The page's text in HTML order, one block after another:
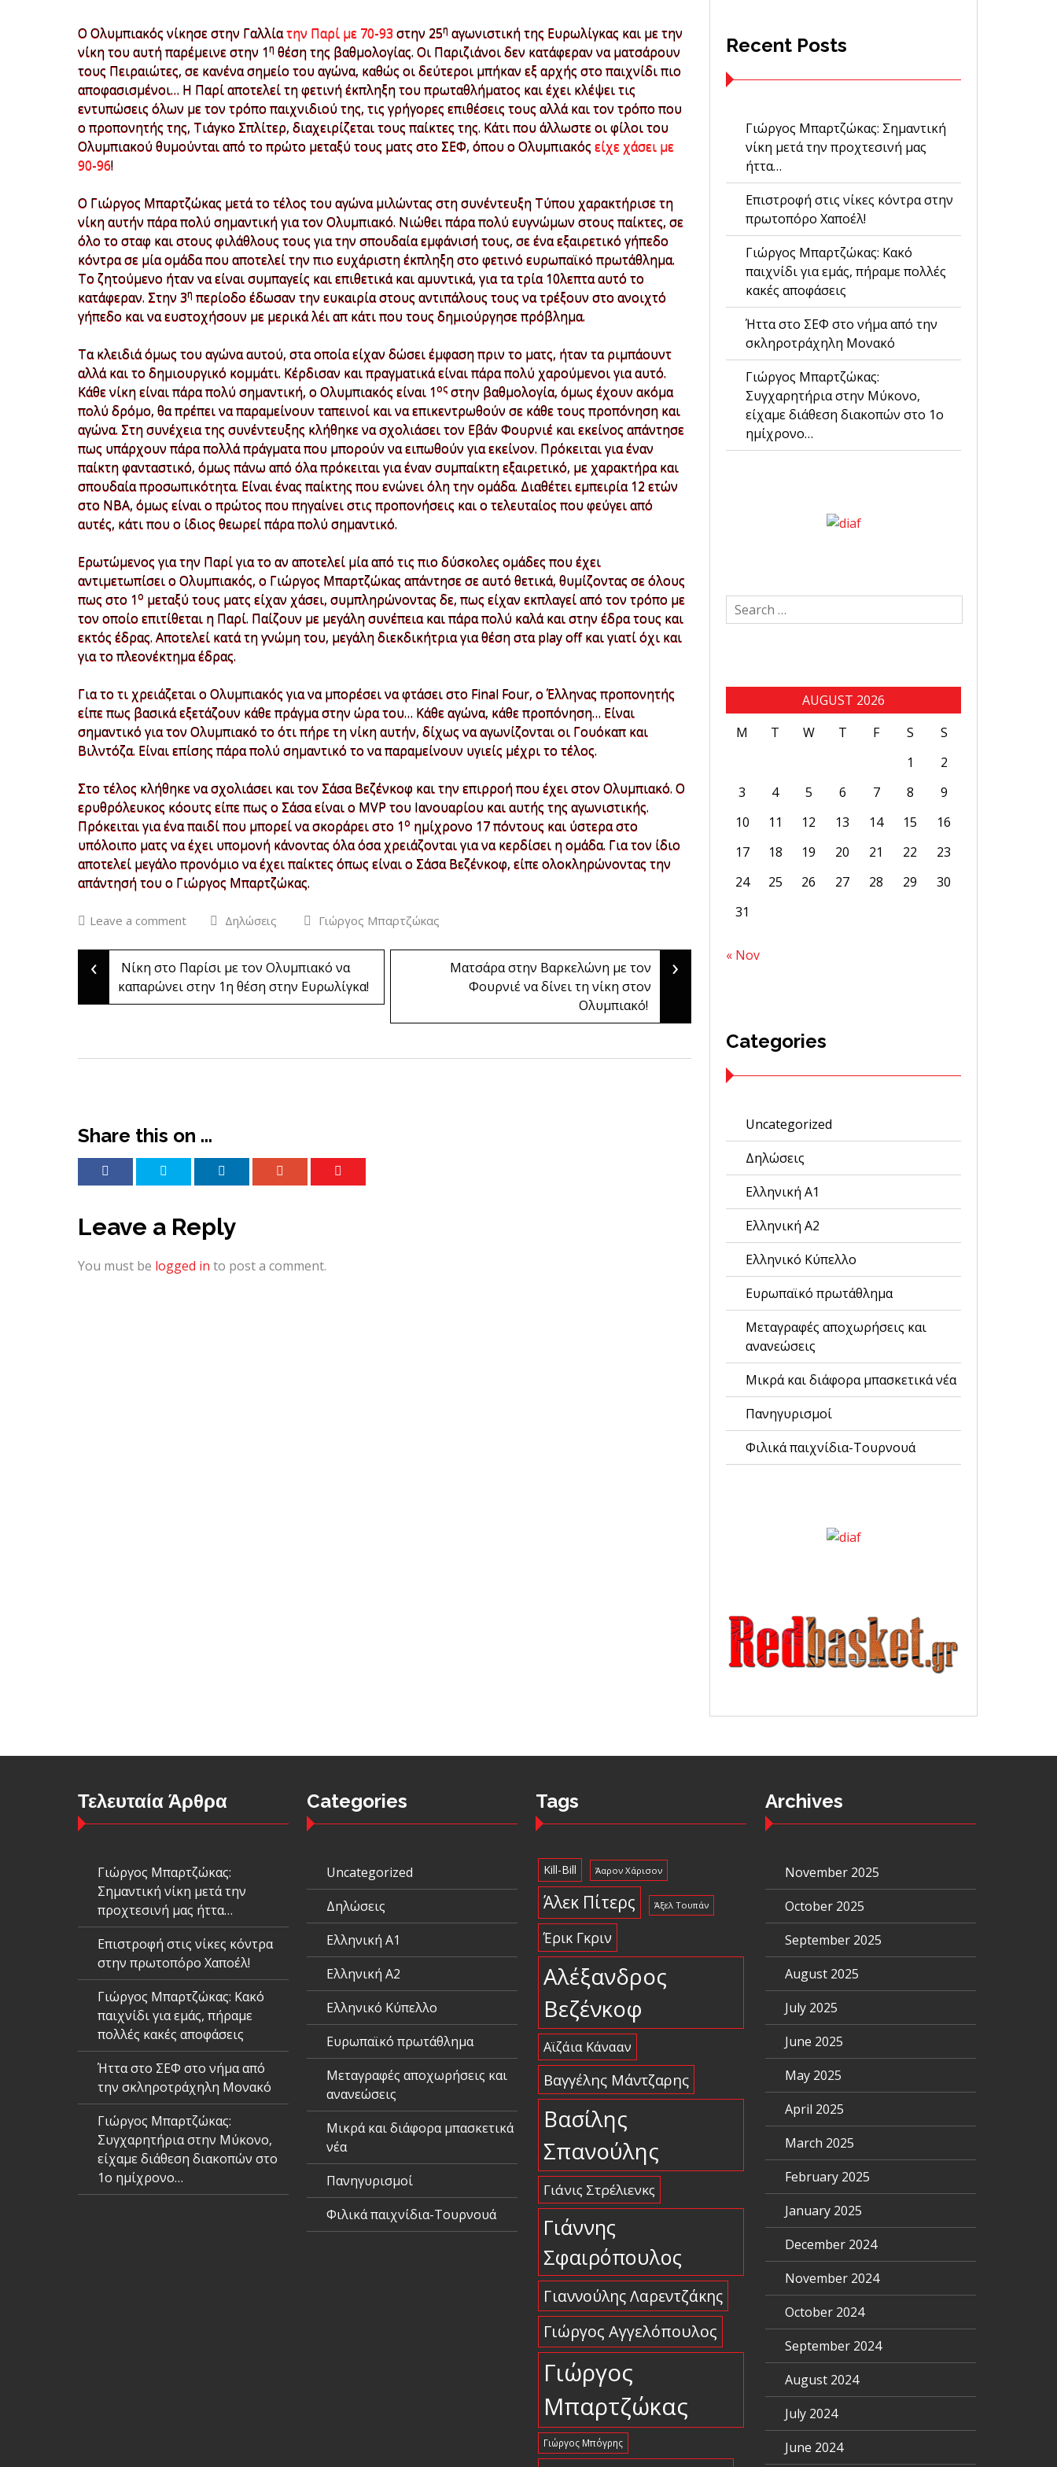
Ο Ολυμπιακός νίκησε στην Γαλλίατην Παρί με 70-93 στην 25η αγωνιστική της Ευρωλίγκας και με την
νίκη του αυτή παρέμεινε στην 1η θέση της βαθμολογίας. Οι Παριζιάνοι δεν κατάφεραν να ματσάρουν
τους Πειραιώτες, σε κανένα σημείο του αγώνα, καθώς οι δεύτεροι μπήκαν εξ αρχής στο παιχνίδι πιο
αποφασισμένοι… Η Παρί αποτελεί τη φετινή έκπληξη του πρωταθλήματος και έχει κλέψει τις
εντυπώσεις όλων με τον τρόπο παιχνιδιού της, τις γρήγορες επιθέσεις τους αλλά και τον τρόπο που
ο προπονητής της, Τιάγκο Σπλίτερ, διαχειρίζεται τους παίκτες της. Κάτι που άλλωστε οι φίλοι του
Ολυμπιακού θυμούνται από το πρώτο μεταξύ τους ματς στο ΣΕΦ, όπου ο Ολυμπιακός είχε χάσει με
90-96!
Ο Γιώργος Μπαρτζώκας μετά το τέλος του αγώνα μιλώντας στη συνέντευξη Τύπου χαρακτήρισε τη
νίκη αυτήν πάρα πολύ σημαντική για τον Ολυμπιακό. Νιώθει πάρα πολύ ευγνώμων στους παίκτες, σε
όλο το σταφ και στους φιλάθλους τους για την σπουδαία εμφάνισή τους, σε ένα εξαιρετικό γήπεδο
κόντρα σε μία ομάδα που αποτελεί την πιο ευχάριστη έκπληξη στο φετινό ευρωπαϊκό πρωτάθλημα.
Το ζητούμενο ήταν να είναι συμπαγείς και επιθετικά και αμυντικά, για τα τρία 10λεπτα αυτό το
κατάφεραν. Στην 3η περίοδο έδωσαν την ευκαιρία στους αντιπάλους τους να τρέξουν στο ανοιχτό
γήπεδο και να ευστοχήσουν με μερικά λέι απ κάτι που τους δημιούργησε πρόβλημα.
Τα κλειδιά όμως του αγώνα αυτού, στα οποία είχαν δώσει έμφαση πριν το ματς, ήταν τα ριμπάουντ
αλλά και το δημιουργικό κομμάτι. Κέρδισαν και πραγματικά είναι πάρα πολύ χαρούμενοι για αυτό.
Κάθε νίκη είναι πάρα πολύ σημαντική, ο Ολυμπιακός είναι 1οςστην βαθμολογία, όμως έχουν ακόμα
πολύ δρόμο, θα πρέπει να παραμείνουν ταπεινοί και να επικεντρωθούν σε κάθε τους προπόνηση και
αγώνα. Στη συνέχεια της συνέντευξης κλήθηκε να σχολιάσει τον Εβάν Φουρνιέ και εκείνος απάντησε
πως υπάρχουν πάρα πολλά πράγματα που μπορούν να ειπωθούν για εκείνον. Πρόκειται για έναν
παίκτη φανταστικό, όμως πάνω από όλα πρόκειται για έναν συμπαίκτη εξαιρετικό, με χαρακτήρα και
σπουδαία προσωπικότητα. Είναι ένας παίκτης που ενώνει όλη την ομάδα. Διαθέτει εμπειρία 12 ετών
στο ΝΒΑ, όμως είναι ο πρώτος που πηγαίνει στις προπονήσεις και ο τελευταίος που φεύγει από
αυτές, κάτι που ο ίδιος θεωρεί πάρα πολύ σημαντικό.
Ερωτώμενος για την Παρί για το αν αποτελεί μία από τις πιο δύσκολες ομάδες που έχει
αντιμετωπίσει ο Ολυμπιακός, ο Γιώργος Μπαρτζώκας απάντησε σε αυτό θετικά, θυμίζοντας σε όλους
πως στο 1ο μεταξύ τους ματς είχαν χάσει, συμπληρώνοντας δε, πως είχαν εκπλαγεί από τον τρόπο με
τον οποίο επιτίθεται η Παρί. Παίζουν με μεγάλη συνέπεια και πάρα πολύ καλά και στην έδρα τους και
εκτός έδρας. Αποτελεί κατά τη γνώμη του, μεγάλη διεκδικήτρια για θέση στα play off και γιατί όχι και
για το πλεονέκτημα έδρας.
Για το τι χρειάζεται ο Ολυμπιακός για να μπορέσει να φτάσει στο Final Four, ο Έλληνας προπονητής
είπε πως βασικά εξετάζουν κάθε πράγμα στην ώρα του… Κάθε αγώνα, κάθε προπόνηση… Είναι
σημαντικό για τον Ολυμπιακό το ότι πήρε τη νίκη αυτήν, δίχως να αγωνίζονται οι Γουόκαπ και
Βιλντόζα. Είναι επίσης πάρα πολύ σημαντικό το να παραμείνουν υγιείς μέχρι το τέλος.
Στο τέλος κλήθηκε να σχολιάσει και τον Σάσα Βεζένκοφ και την επιρροή που έχει στον Ολυμπιακό. Ο
ερυθρόλευκος κόουτς είπε πως ο Σάσα είναι ο MVP του Ιανουαρίου και αυτής της αγωνιστικής.
Πρόκειται για ένα παιδί που μπορεί να σκοράρει στο 1ο ημίχρονο 17 πόντους και ύστερα στο
υπόλοιπο ματς να έχει υπομονή κάνοντας όλα όσα χρειάζονται για να κερδίσει η ομάδα. Για τον ίδιο
αποτελεί μεγάλο προνόμιο να έχει παίκτες όπως είναι ο Σάσα Βεζένκοφ, είπε ολοκληρώνοντας την
απάντησή του ο Γιώργος Μπαρτζώκας.
Leave a comment Δηλώσεις Γιώργος Μπαρτζώκας
Post
‹
Νίκη στο Παρίσι με τον Ολυμπιακό να
καπαρώνει στην 1η θέση στην Ευρωλίγκα!
Ματσάρα στην Βαρκελώνη με τον
Φουρνιέ να δίνει τη νίκη στον
Ολυμπιακό!
›
Share this on ...
Leave a Reply
You must be logged in to post a comment.
Recent Posts
Γιώργος Μπαρτζώκας: Σημαντική
νίκη μετά την προχτεσινή μας
ήττα…
Επιστροφή στις νίκες κόντρα στην
πρωτοπόρο Χαποέλ!
Γιώργος Μπαρτζώκας: Κακό
παιχνίδι για εμάς, πήραμε πολλές
κακές αποφάσεις
Ήττα στο ΣΕΦ στο νήμα από την
σκληροτράχηλη Μονακό
Γιώργος Μπαρτζώκας:
Συγχαρητήρια στην Μύκονο,
είχαμε διάθεση διακοπών στο 1ο
ημίχρονο…
Search
for:
AUGUST 2026
M
T W T F S
S
1
2
3
4 5 6 7 8
9
10
11 12 13 14 15
16
17
18 19 20 21 22
23
24
25 26 27 28 29
30
31
« Nov
Categories
Uncategorized
Δηλώσεις
Ελληνική Α1
Ελληνική Α2
Ελληνικό Κύπελλο
Ευρωπαϊκό πρωτάθλημα
Μεταγραφές αποχωρήσεις και
ανανεώσεις
Μικρά και διάφορα μπασκετικά νέα
Πανηγυρισμοί
Φιλικά παιχνίδια-Τουρνουά
Τελευταία Άρθρα
Γιώργος Μπαρτζώκας:
Σημαντική νίκη μετά την
προχτεσινή μας ήττα…
Επιστροφή στις νίκες κόντρα
στην πρωτοπόρο Χαποέλ!
Γιώργος Μπαρτζώκας: Κακό
παιχνίδι για εμάς, πήραμε
πολλές κακές αποφάσεις
Ήττα στο ΣΕΦ στο νήμα από
την σκληροτράχηλη Μονακό
Γιώργος Μπαρτζώκας:
Συγχαρητήρια στην Μύκονο,
είχαμε διάθεση διακοπών στο
1ο ημίχρονο…
Categories
Uncategorized
Δηλώσεις
Ελληνική Α1
Ελληνική Α2
Ελληνικό Κύπελλο
Ευρωπαϊκό πρωτάθλημα
Μεταγραφές αποχωρήσεις και
ανανεώσεις
Μικρά και διάφορα μπασκετικά
νέα
Πανηγυρισμοί
Φιλικά παιχνίδια-Τουρνουά
Tags
Kill-Bill Άαρον Χάρισον
Άλεκ Πίτερς Άξελ Τουπάν
Έρικ Γκριν
Αλέξανδρος
Βεζένκοφ
Αϊζάια Κάνααν
Βαγγέλης Μάντζαρης
Βασίλης
Σπανούλης
Γιάνις Στρέλιενκς
Γιάννης
Σφαιρόπουλος
Γιαννούλης Λαρεντζάκης
Γιώργος Αγγελόπουλος
Γιώργος
Μπαρτζώκας
Γιώργος Μπόγρης
Archives
November 2025
October 2025
September 2025
August 2025
July 2025
June 2025
May 2025
April 2025
March 2025
February 2025
January 2025
December 2024
November 2024
October 2024
September 2024
August 2024
July 2024
June 2024